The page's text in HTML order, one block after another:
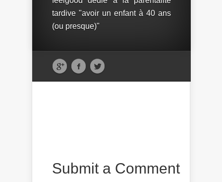
tardive "avoir un enfant à 40 ans
(ou presque)"
Submit a Comment